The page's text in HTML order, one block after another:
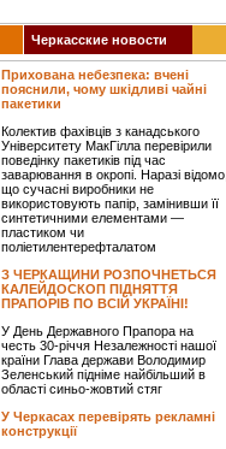
Черкасские новости
Прихована небезпека: вчені
пояснили, чому шкідливі чайні
пакетики
Колектив фахівців з канадського
Університету МакГілла перевірили
поведінку пакетиків під час
заварювання в окропі. Наразі відомо,
що сучасні виробники не
використовують папір, замінивши її
синтетичними елементами —
пластиком чи
поліетилентерефталатом
З ЧЕРКАЩИНИ РОЗПОЧНЕТЬСЯ
КАЛЕЙДОСКОП ПІДНЯТТЯ
ПРАПОРІВ ПО ВСІЙ УКРАЇНІ!
У День Державного Прапора на
честь 30-річчя Незалежності нашої
країни Глава держави Володимир
Зеленський підніме найбільший в
області синьо-жовтий стяг
У Черкасах перевірять рекламні
конструкції